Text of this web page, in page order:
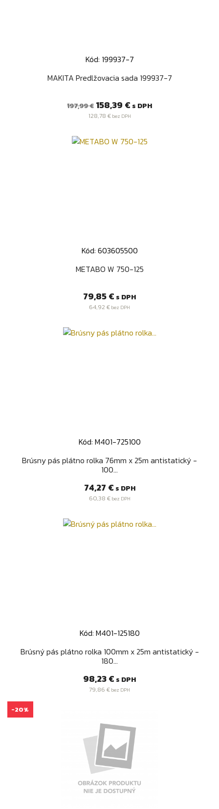
Kód: 199937-7
MAKITA Predlžovacia sada 199937-7
Bežná
197,99 € Cena
158,39 € s DPH
128,78 €bez DPH
Kód: 603605500
METABO W 750-125
Cena
79,85 € s DPH
64,92 € bez DPH
Kód: M401-725100
Brúsny pás plátno rolka 76mm x 25m antistatický -
100...
Cena
74,27 € s DPH
60,38 €bez DPH
Kód: M401-125180
Brúsný pás plátno rolka 100mm x 25m antistatický -
180...
Cena
98,23 € s DPH
79,86 € bez DPH
-20%